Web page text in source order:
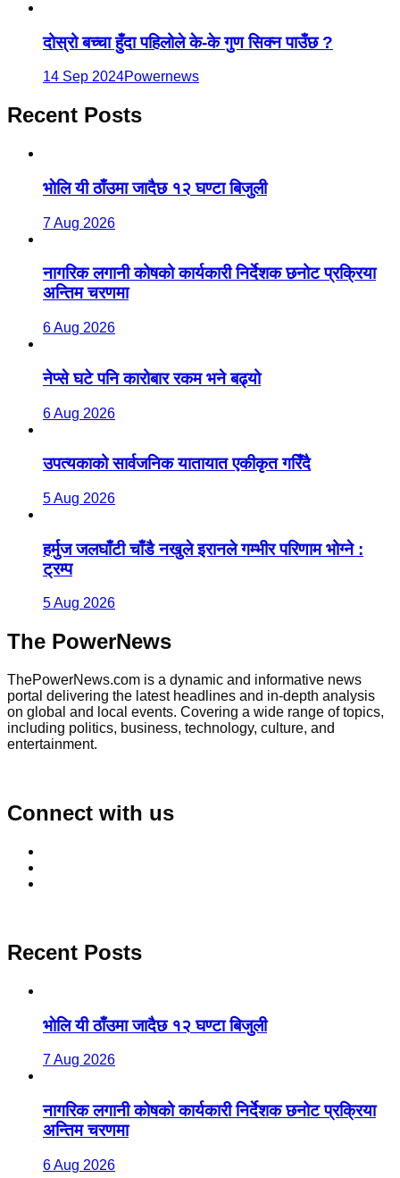
दोस्रो बच्चा हुँदा पहिलोले के-के गुण सिक्न पाउँछ ?
14 Sep 2024Powernews
Recent Posts
भाेलि यी ठाँउमा जादैछ १२ घण्टा बिजुली
7 Aug 2026
नागरिक लगानी कोषको कार्यकारी निर्देशक छनोट प्रक्रिया
अन्तिम चरणमा
6 Aug 2026
नेप्से घटे पनि कारोबार रकम भने बढ्यो
6 Aug 2026
उपत्यकाको सार्वजनिक यातायात एकीकृत गरिँदै
5 Aug 2026
हर्मुज जलघाँटी चाँडै नखुले इरानले गम्भीर परिणाम भोग्ने :
ट्रम्प
5 Aug 2026
The PowerNews
ThePowerNews.com is a dynamic and informative news
portal delivering the latest headlines and in-depth analysis
on global and local events. Covering a wide range of topics,
including politics, business, technology, culture, and
entertainment.
Connect with us
Recent Posts
भाेलि यी ठाँउमा जादैछ १२ घण्टा बिजुली
7 Aug 2026
नागरिक लगानी कोषको कार्यकारी निर्देशक छनोट प्रक्रिया
अन्तिम चरणमा
6 Aug 2026